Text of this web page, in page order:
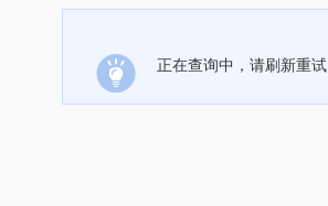
正在查询中，请刷新重试